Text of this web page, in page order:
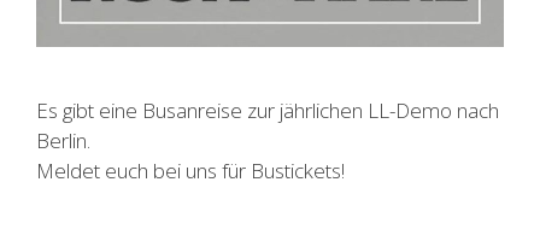
Es gibt eine Busanreise zur jährlichen LL-Demo nach
Berlin.
Meldet euch bei uns für Bustickets!